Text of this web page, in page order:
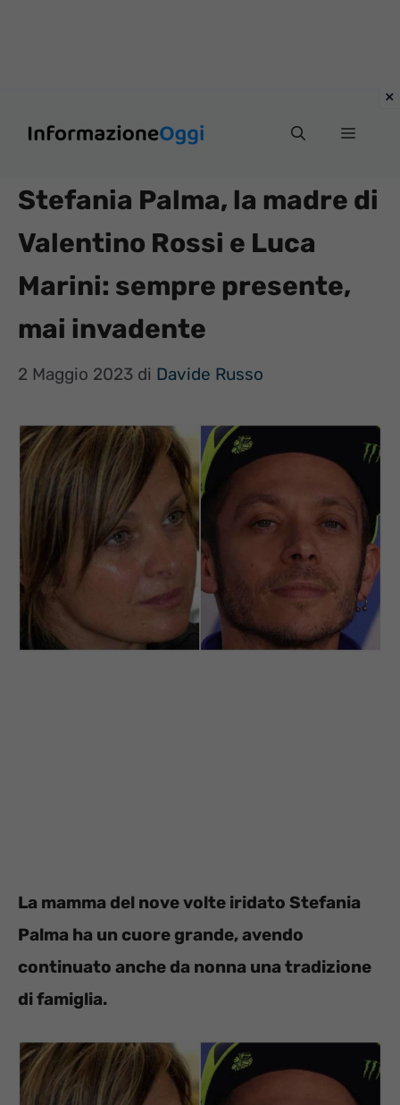
Menu
Stefania Palma, la madre di
Valentino Rossi e Luca
Marini: sempre presente,
mai invadente
2 Maggio 2023 di Davide Russo
La mamma del nove volte iridato Stefania
Palma ha un cuore grande, avendo
continuato anche da nonna una tradizione
di famiglia.